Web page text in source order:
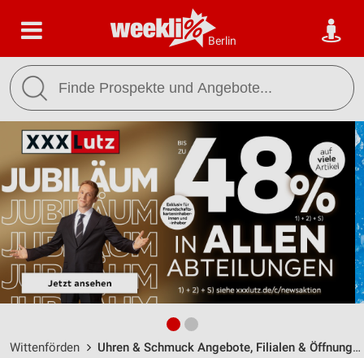
Berlin
Wittenförden Uhren & Schmuck Angebote, Filialen & Öffnungszeiten